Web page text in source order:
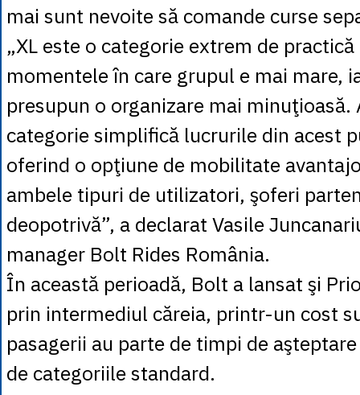
mai sunt nevoite să comande curse
„XL este o categorie extrem de
momentele în care grupul e mai mare,
presupun o organizare mai minuţioasă.
categorie simplifică lucrurile din acest
oferind o opţiune de mobilitate
ambele tipuri de utilizatori, şoferi
deopotrivă”, a declarat Vasile
manager Bolt Rides România.
În această perioadă, Bolt a lansat şi
prin intermediul căreia, printr-un cost
pasagerii au parte de timpi de
de categoriile standard.